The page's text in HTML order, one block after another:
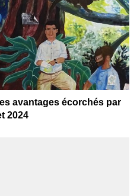
avantages écorchés par
2024